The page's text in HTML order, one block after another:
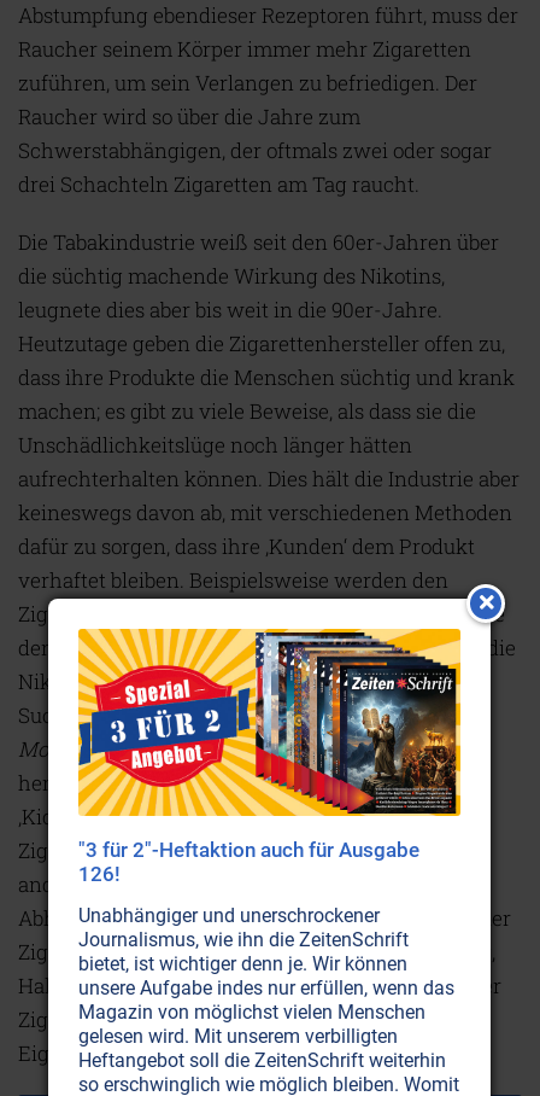
Abstumpfung ebendieser Rezeptoren führt, muss der
Raucher seinem Körper immer mehr Zigaretten
zuführen, um sein Verlangen zu befriedigen. Der
Raucher wird so über die Jahre zum
Schwerstabhängigen, der oftmals zwei oder sogar
drei Schachteln Zigaretten am Tag raucht.
Die Tabakindustrie weiß seit den 60er-Jahren über
die süchtig machende Wirkung des Nikotins,
leugnete dies aber bis weit in die 90er-Jahre.
Heutzutage geben die Zigarettenhersteller offen zu,
dass ihre Produkte die Menschen süchtig und krank
machen; es gibt zu viele Beweise, als dass sie die
Unschädlichkeitslüge noch länger hätten
aufrechterhalten können. Dies hält die Industrie aber
keineswegs davon ab, mit verschiedenen Methoden
dafür zu sorgen, dass ihre ‚Kunden‘ dem Produkt
verhaftet bleiben. Beispielsweise werden den
Zigaretten Ammoniumverbindungen zugesetzt, die
den pH-Wert des Zigarettenrauchs verändern, so die
Nikotinaufnahme ins Blut erleichtern und das
Suchtpotential der Zigaretten erhöhen. DerPhilip
Morris-Konzern hat als einer der Ersten
herausgefunden, dass Ammonium den schnellen
‚Kick‘ fördert, was zum Erfolg seinerMarlboro-
Zigaretten entscheidend beigetragen hat. Auch
andere Zusatzstoffe erhöhen das
Abhängigkeitspotenzial sowie die Schädlichkeit der
Zigaretten. Die Zusatzstoffe beeinflussen Wirkung,
Haltbarkeit, Abbrennverhalten und Geschmack der
Zigaretten und bestimmen maßgeblich deren
Eigenschaften.
"3 für 2"-Heftaktion auch für Ausgabe
126!
Unabhängiger und unerschrockener
Journalismus, wie ihn die ZeitenSchrift
bietet, ist wichtiger denn je. Wir können
unsere Aufgabe indes nur erfüllen, wenn das
Magazin von möglichst vielen Menschen
gelesen wird. Mit unserem verbilligten
Heftangebot soll die ZeitenSchrift weiterhin
so erschwinglich wie möglich bleiben. Womit